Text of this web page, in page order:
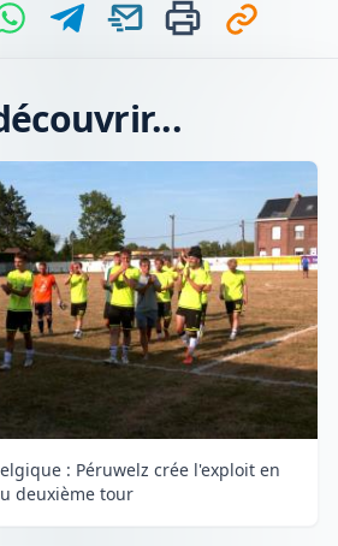
: Péruwelz crée l'exploit en
deuxième tour